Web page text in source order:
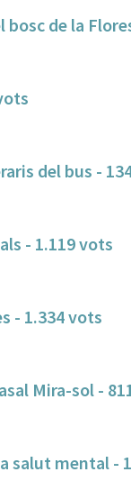
de la
del bus -
- 1.119 vots
- 1.334 vots
Mira-sol -
salut mental -